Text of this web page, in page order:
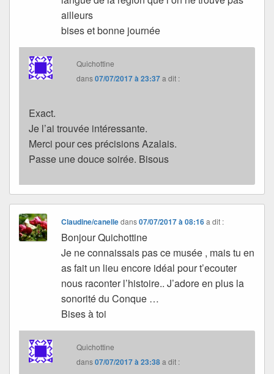
ailleurs
bises et bonne journée
Quichottine
dans07/07/2017 à 23:37a dit :
Exact.
Je l’ai trouvée intéressante.
Merci pour ces précisions Azalais.
Passe une douce soirée. Bisous
Claudine/canelledans07/07/2017 à 08:16 a dit :
Bonjour Quichottine
Je ne connaissais pas ce musée , mais tu en
as fait un lieu encore idéal pour t’ecouter
nous raconter l’histoire.. J’adore en plus la
sonorité du Conque …
Bises à toi
Quichottine
dans07/07/2017 à 23:38a dit :